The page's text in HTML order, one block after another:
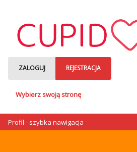
ZALOGUJ REJESTRACJA
Wybierz swoją stronę
Profil - szybka nawigacja